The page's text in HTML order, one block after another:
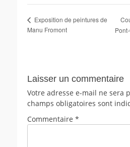
Exposition de peintures de
Manu Fromont
Laisser un commentaire
Votre adresse e-mail ne sera
champs obligatoires sont
Commentaire *